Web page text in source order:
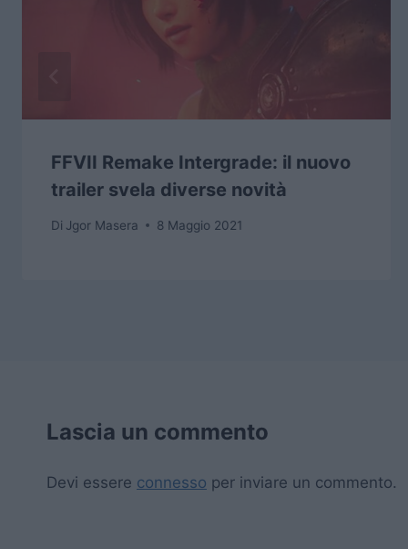
FFVII Remake Intergrade: il nuovo
trailer svela diverse novità
Di Jgor Masera 8 Maggio 2021
Lascia un commento
Devi essere connesso per inviare un commento.